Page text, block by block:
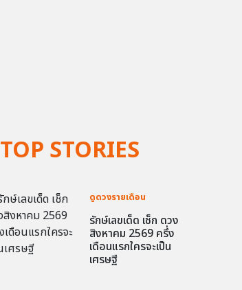
TOP STORIES
ดูดวงรายเดือน
รักษ์เลขเด็ด เช็ก ดวง
สิงหาคม 2569 ครึ่ง
เดือนแรกใครจะเป็น
เศรษฐี